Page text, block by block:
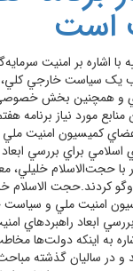
است
اشاره بر امنيت
يک سياست خارجي
و همچنين بخش
مورد نياز برنامه
کميسيون امنيت
براي بررسي ابعاد
حجت‌الاسلام خليلي،
کردند.حجت الاسلام
امنيت ملي و
ابعاد راهبردهاي
به اينکه دولت‌ها
و در ساليان گذشته